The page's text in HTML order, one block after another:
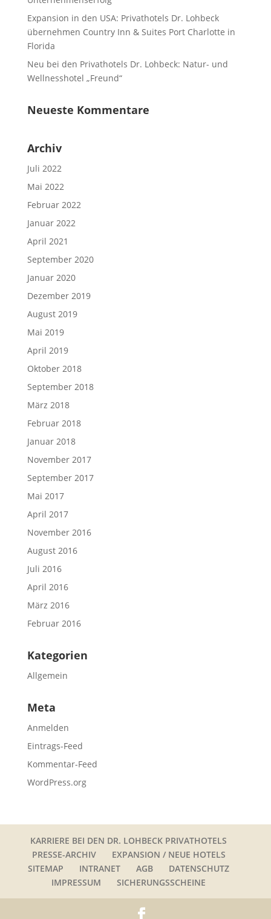
Expansion in den USA: Privathotels Dr. Lohbeck
übernehmen Country Inn & Suites Port Charlotte in
Florida
Neu bei den Privathotels Dr. Lohbeck: Natur- und
Wellnesshotel „Freund“
Neueste Kommentare
Archiv
Juli 2022
Mai 2022
Februar 2022
Januar 2022
April 2021
September 2020
Januar 2020
Dezember 2019
August 2019
Mai 2019
April 2019
Oktober 2018
September 2018
März 2018
Februar 2018
Januar 2018
November 2017
September 2017
Mai 2017
April 2017
November 2016
August 2016
Juli 2016
April 2016
März 2016
Februar 2016
Kategorien
Allgemein
Meta
Anmelden
Eintrags-Feed
Kommentar-Feed
WordPress.org
KARRIERE BEI DEN DR. LOHBECK PRIVATHOTELS
PRESSE-ARCHIV
EXPANSION / NEUE HOTELS
SITEMAP
INTRANET AGB
DATENSCHUTZ
IMPRESSUM
SICHERUNGSSCHEINE